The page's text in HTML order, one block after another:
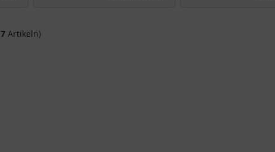
7 Artikeln)